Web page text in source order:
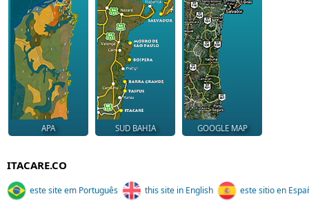
APA SUD BAHIA GOOGLE MAP
ITACARE.CO
este site em Português this site in English este sitio en